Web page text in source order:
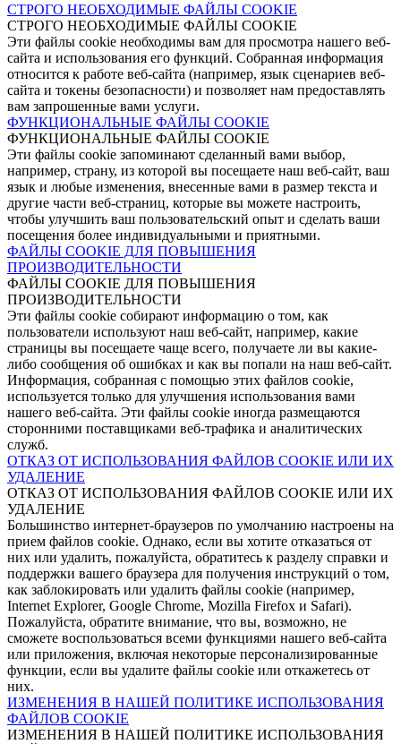
СТРОГО НЕОБХОДИМЫЕ ФАЙЛЫ COOKIE
СТРОГО НЕОБХОДИМЫЕ ФАЙЛЫ COOKIE
Эти файлы cookie необходимы вам для просмотра нашего веб-
сайта и использования его функций. Собранная информация
относится к работе веб-сайта (например, язык сценариев веб-
сайта и токены безопасности) и позволяет нам предоставлять
вам запрошенные вами услуги.
ФУНКЦИОНАЛЬНЫЕ ФАЙЛЫ COOKIE
ФУНКЦИОНАЛЬНЫЕ ФАЙЛЫ COOKIE
Эти файлы cookie запоминают сделанный вами выбор,
например, страну, из которой вы посещаете наш веб-сайт, ваш
язык и любые изменения, внесенные вами в размер текста и
другие части веб-страниц, которые вы можете настроить,
чтобы улучшить ваш пользовательский опыт и сделать ваши
посещения более индивидуальными и приятными.
ФАЙЛЫ COOKIE ДЛЯ ПОВЫШЕНИЯ
ПРОИЗВОДИТЕЛЬНОСТИ
ФАЙЛЫ COOKIE ДЛЯ ПОВЫШЕНИЯ
ПРОИЗВОДИТЕЛЬНОСТИ
Эти файлы cookie собирают информацию о том, как
пользователи используют наш веб-сайт, например, какие
страницы вы посещаете чаще всего, получаете ли вы какие-
либо сообщения об ошибках и как вы попали на наш веб-сайт.
Информация, собранная с помощью этих файлов cookie,
используется только для улучшения использования вами
нашего веб-сайта. Эти файлы cookie иногда размещаются
сторонними поставщиками веб-трафика и аналитических
служб.
ОТКАЗ ОТ ИСПОЛЬЗОВАНИЯ ФАЙЛОВ COOKIE ИЛИ ИХ
УДАЛЕНИЕ
ОТКАЗ ОТ ИСПОЛЬЗОВАНИЯ ФАЙЛОВ COOKIE ИЛИ ИХ
УДАЛЕНИЕ
Большинство интернет-браузеров по умолчанию настроены на
прием файлов cookie. Однако, если вы хотите отказаться от
них или удалить, пожалуйста, обратитесь к разделу справки и
поддержки вашего браузера для получения инструкций о том,
как заблокировать или удалить файлы cookie (например,
Internet Explorer, Google Chrome, Mozilla Firefox и Safari).
Пожалуйста, обратите внимание, что вы, возможно, не
сможете воспользоваться всеми функциями нашего веб-сайта
или приложения, включая некоторые персонализированные
функции, если вы удалите файлы cookie или откажетесь от
них.
ИЗМЕНЕНИЯ В НАШЕЙ ПОЛИТИКЕ ИСПОЛЬЗОВАНИЯ
ФАЙЛОВ COOKIE
ИЗМЕНЕНИЯ В НАШЕЙ ПОЛИТИКЕ ИСПОЛЬЗОВАНИЯ